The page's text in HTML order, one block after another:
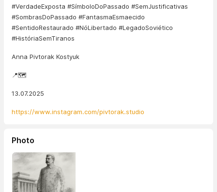
#VerdadeExposta #SímboloDoPassado #SemJustificativas
#SombrasDoPassado #FantasmaEsmaecido
#SentidoRestaurado #NóLibertado #LegadoSoviético
#HistóriaSemTiranos
Anna Pivtorak Kostyuk
📍🗺️
13.07.2025
https://www.instagram.com/pivtorak.studio
Photo